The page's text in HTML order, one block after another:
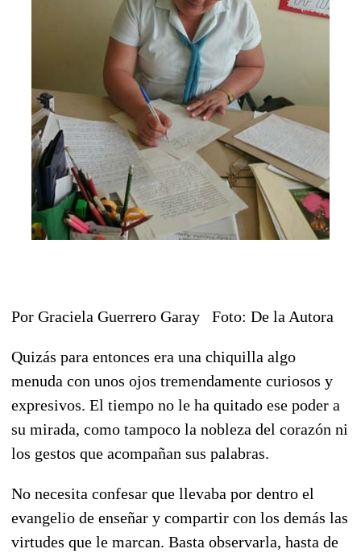
Por Graciela Guerrero Garay Foto: De la Autora
Quizás para entonces era una chiquilla algo
menuda con unos ojos tremendamente curiosos y
expresivos. El tiempo no le ha quitado ese poder a
su mirada, como tampoco la nobleza del corazón ni
los gestos que acompañan sus palabras.
No necesita confesar que llevaba por dentro el
evangelio de enseñar y compartir con los demás las
virtudes que le marcan. Basta observarla, hasta de